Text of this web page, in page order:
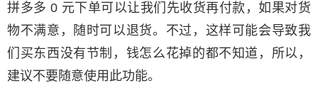
拼多多 0 元下单可以让我们先收货再付款，如果对货
物不满意，随时可以退货。不过，这样可能会导致我
们买东西没有节制，钱怎么花掉的都不知道，所以，
建议不要随意使用此功能。